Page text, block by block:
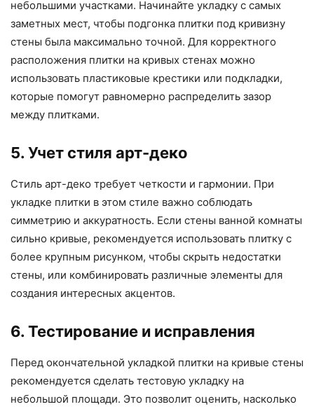
небольшими участками. Начинайте укладку с самых
заметных мест, чтобы подгонка плитки под кривизну
стены была максимально точной. Для корректного
расположения плитки на кривых стенах можно
использовать пластиковые крестики или подкладки,
которые помогут равномерно распределить зазор
между плитками.
5. Учет стиля арт-деко
Стиль арт-деко требует четкости и гармонии. При
укладке плитки в этом стиле важно соблюдать
симметрию и аккуратность. Если стены ванной комнаты
сильно кривые, рекомендуется использовать плитку с
более крупным рисунком, чтобы скрыть недостатки
стены, или комбинировать различные элементы для
создания интересных акцентов.
6. Тестирование и исправления
Перед окончательной укладкой плитки на кривые стены
рекомендуется сделать тестовую укладку на
небольшой площади. Это позволит оценить, насколько